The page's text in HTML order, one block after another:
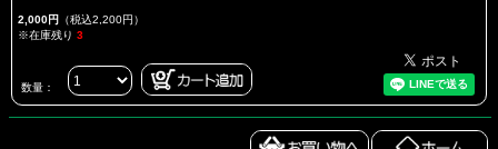
2,000円 （税込2,200円）
※在庫残り 3
数量：